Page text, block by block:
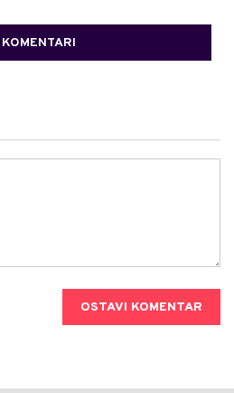
OSTAVI KOMENTAR